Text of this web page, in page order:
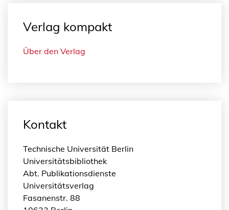
Verlag kompakt
Über den Verlag
Kontakt
Technische Universität Berlin
Universitätsbibliothek
Abt. Publikationsdienste
Universitätsverlag
Fasanenstr. 88